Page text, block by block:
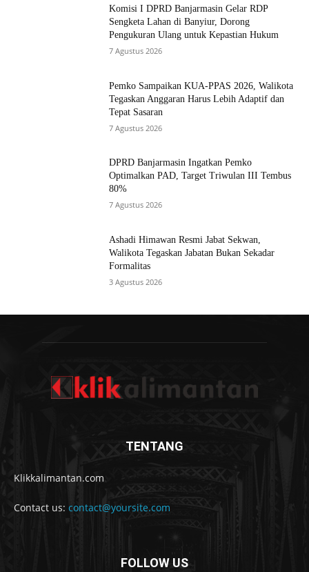
Komisi I DPRD Banjarmasin Gelar RDP
Sengketa Lahan di Banyiur, Dorong
Pengukuran Ulang untuk Kepastian Hukum
7 Agustus 2026
Pemko Sampaikan KUA-PPAS 2026, Walikota
Tegaskan Anggaran Harus Lebih Adaptif dan
Tepat Sasaran
7 Agustus 2026
DPRD Banjarmasin Ingatkan Pemko
Optimalkan PAD, Target Triwulan III Tembus
80%
7 Agustus 2026
Ashadi Himawan Resmi Jabat Sekwan,
Walikota Tegaskan Jabatan Bukan Sekadar
Formalitas
3 Agustus 2026
TENTANG
Klikkalimantan.com
Contact us: contact@yoursite.com
FOLLOW US